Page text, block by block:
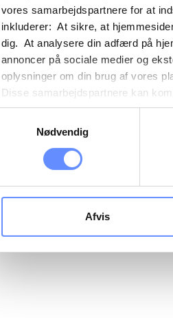
vores samarbejdspartnere for at
inkluderer: At sikre, at
dig. At analysere din adfærd på
annoncer på sociale medier og
oplysninger om din brug af vores
Disse samarbejdspartnere kan
gennem din brug af deres
tredjelande, herunder USA. Under
cookie opbevares. Du bestemmer
Nødvendig
Afvis